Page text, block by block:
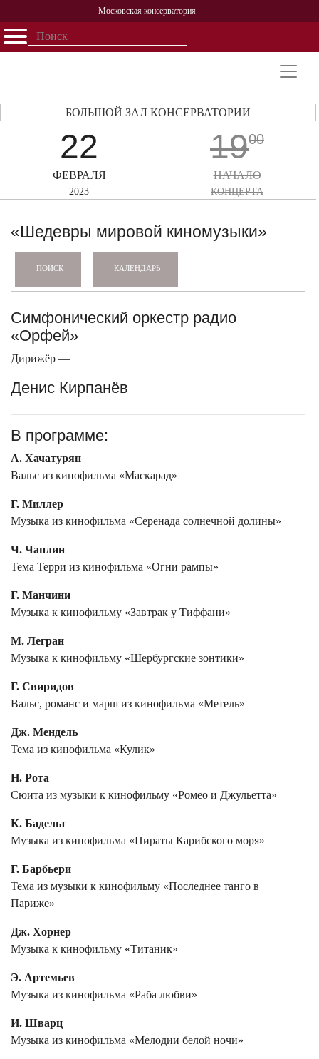
Московская консерватория
Открыть - закрыть
Персоналии
История
22
ФЕВРАЛЯ
2023
БОЛЬШОЙ ЗАЛ КОНСЕРВАТОРИИ
1900
НАЧАЛО
КОНЦЕРТА
«Шедевры мировой киномузыки»
ПОИСК КАЛЕНДАРЬ
Симфонический оркестр радио
«Орфей»
Дирижёр —
Денис Кирпанёв
В программе:
А. Хачатурян
Вальс из кинофильма «Маскарад»
Г. Миллер
Музыка из кинофильма «Серенада солнечной долины»
Ч. Чаплин
Тема Терри из кинофильма «Огни рампы»
Г. Манчини
Музыка к кинофильму «Завтрак у Тиффани»
М. Легран
Музыка к кинофильму «Шербургские зонтики»
Г. Свиридов
Вальс, романс и марш из кинофильма «Метель»
Дж. Мендель
Тема из кинофильма «Кулик»
Н. Рота
Сюита из музыки к кинофильму «Ромео и Джульетта»
К. Бадельт
Музыка из кинофильма «Пираты Карибского моря»
Г. Барбьери
Тема из музыки к кинофильму «Последнее танго в
Париже»
Дж. Хорнер
Музыка к кинофильму «Титаник»
Э. Артемьев
Музыка из кинофильма «Раба любви»
И. Шварц
Музыка из кинофильма «Мелодии белой ночи»